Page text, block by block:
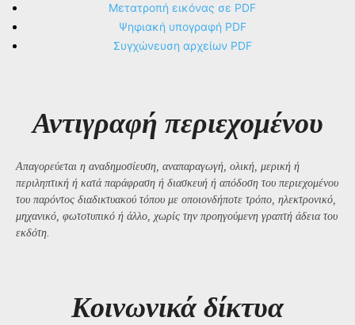
Μετατροπή εικόνας σε PDF
Ψηφιακή υπογραφή PDF
Συγχώνευση αρχείων PDF
Αντιγραφή περιεχομένου
Απαγορεύεται η αναδημοσίευση, αναπαραγωγή, ολική, μερική ή
περιληπτική ή κατά παράφραση ή διασκευή ή απόδοση του περιεχομένου
του παρόντος διαδικτυακού τόπου με οποιονδήποτε τρόπο, ηλεκτρονικό,
μηχανικό, φωτοτυπικό ή άλλο, χωρίς την προηγούμενη γραπτή άδεια του
εκδότη.
Kοινωνικά δίκτυα